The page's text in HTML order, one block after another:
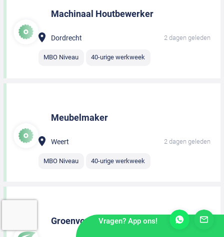
Machinaal Houtbewerker
Dordrecht 2 dagen geleden
MBO Niveau 40-urige werkweek
Meubelmaker
Weert 2 dagen geleden
MBO Niveau 40-urige werkweek
GroenvoorzienerVragen? App ons!